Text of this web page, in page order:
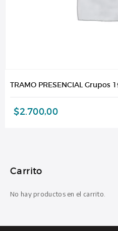
TRAMO PRESENCIAL Grupos
$2.700,00
Carrito
No hay productos en el carrito.